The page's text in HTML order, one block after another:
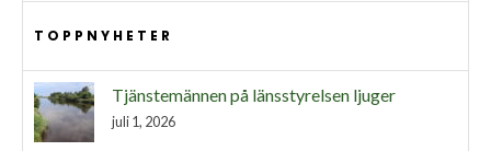
TOPPNYHETER
Tjänstemännen på länsstyrelsen ljuger
juli 1, 2026